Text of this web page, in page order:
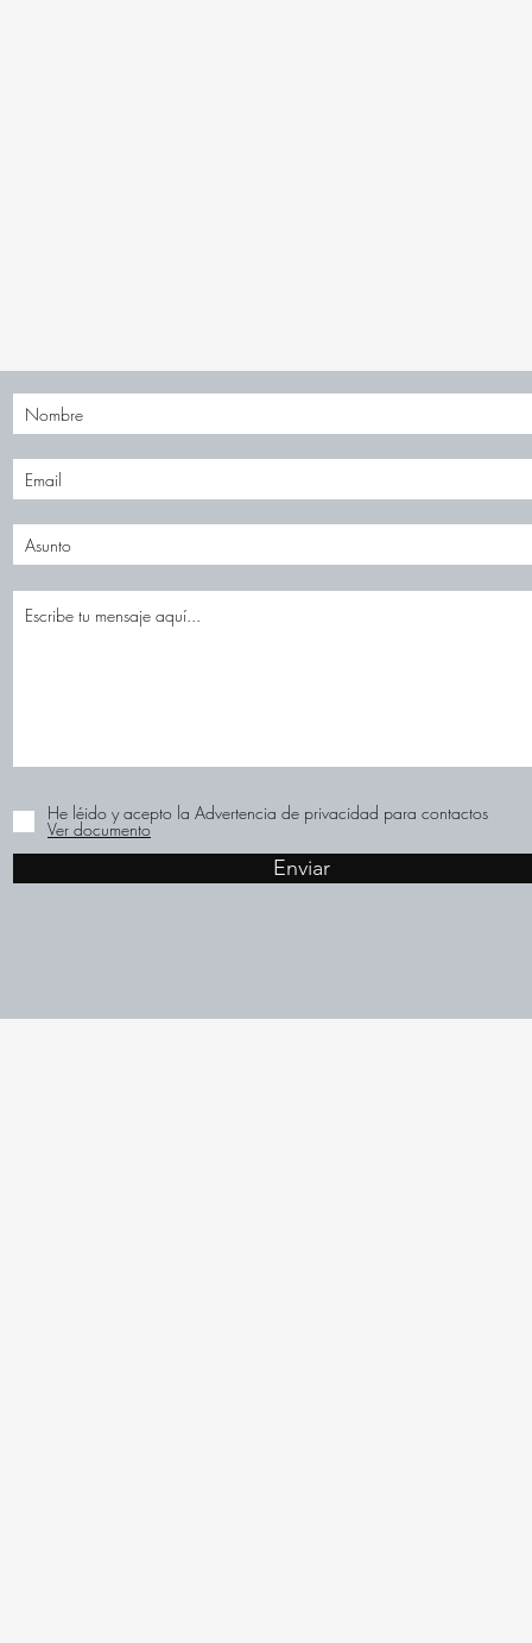
He léido y acepto la Advertencia de privacidad para contactos
Ver documento
Enviar